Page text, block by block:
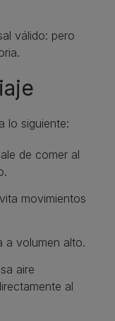
válido: pero
lo siguiente:
de comer al
movimientos
a volumen alto.
aire
al